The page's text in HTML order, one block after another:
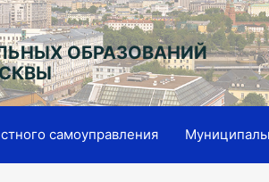
ОБРАЗОВАНИЙ
самоуправления